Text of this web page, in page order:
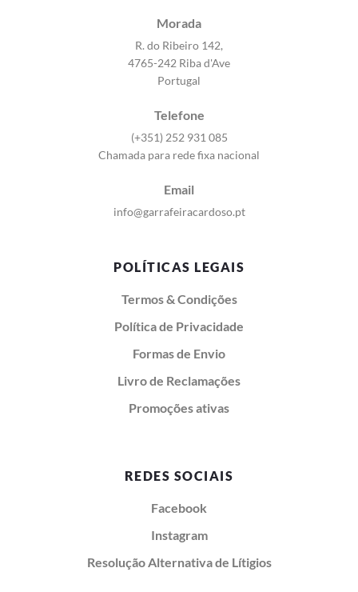
Morada
R. do Ribeiro 142,
4765-242 Riba d'Ave
Portugal
Telefone
(+351) 252 931 085
Chamada para rede fixa nacional
Email
info@garrafeiracardoso.pt
POLÍTICAS LEGAIS
Termos & Condições
Política de Privacidade
Formas de Envio
Livro de Reclamações
Promoções ativas
REDES SOCIAIS
Facebook
Instagram
Resolução Alternativa de Lítigios